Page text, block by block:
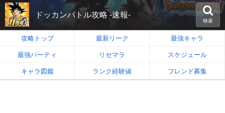
ドッカンバトル攻略 -速報-
検索
攻略トップ 最新リーク
最強キャラ
最強パーティ
リセマラ
スケジュール
キャラ図鑑
ランク経験値 フレンド募集